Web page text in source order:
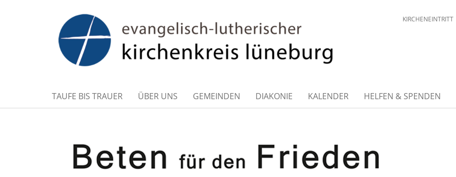
KIRCHENEINTRITT
TAUFE BIS TRAUER ÜBER UNS GEMEINDEN DIAKONIE KALENDER HELFEN & SPENDEN